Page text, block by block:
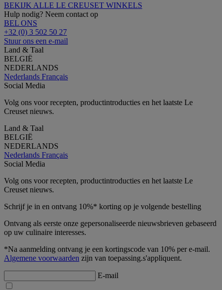
BEKIJK ALLE LE CREUSET WINKELS
Hulp nodig? Neem contact op
BEL ONS
+32 (0) 3 502 50 27
Stuur ons een e-mail
Land & Taal
BELGIË
NEDERLANDS
Nederlands Français
Social Media
Volg ons voor recepten, productintroducties en het laatste Le
Creuset nieuws.
Land & Taal
BELGIË
NEDERLANDS
Nederlands Français
Social Media
Volg ons voor recepten, productintroducties en het laatste Le
Creuset nieuws.
Schrijf je in en ontvang 10%* korting op je volgende bestelling
Ontvang als eerste onze gepersonaliseerde nieuwsbrieven gebaseerd
op uw culinaire interesses.
*Na aanmelding ontvang je een kortingscode van 10% per e-mail.
Algemene voorwaarden zijn van toepassing.s'appliquent.
E-mail